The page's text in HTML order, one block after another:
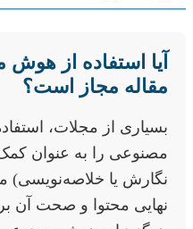
آیا استفاده از
مقاله مجاز است؟
بسیاری از مجلات،
مصنوعی را به عنوان
نگارش یا خلاصه‌نویسی)
نهایی محتوا و صحت آن